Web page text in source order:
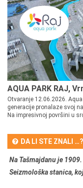
AQUA PARK RAJ,
Otvaranje 12.06.2026.
generacije pronalaze svoj
Na impresivnoj površini u
DA LI STE ZNALI …?
Na Tašmajdanu je
Seizmološka stanica,